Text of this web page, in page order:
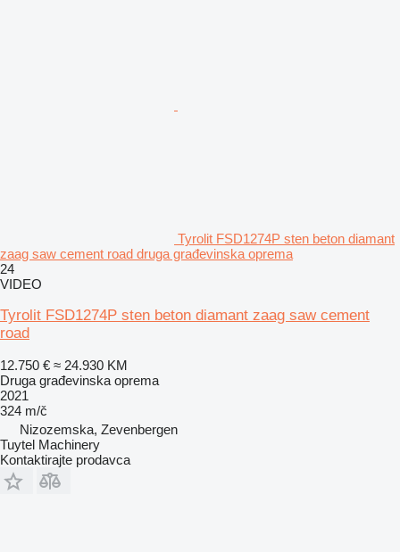
Tyrolit FSD1274P sten beton diamant
zaag saw cement road druga građevinska oprema
24
VIDEO
Tyrolit FSD1274P sten beton diamant zaag saw cement
road
12.750 € ≈ 24.930 KM
Druga građevinska oprema
2021
324 m/č
Nizozemska, Zevenbergen
Tuytel Machinery
Kontaktirajte prodavca